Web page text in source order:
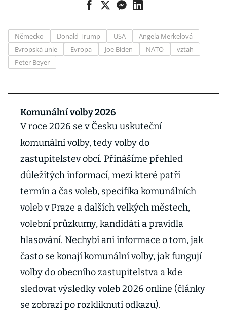
Německo Donald Trump USA
Angela Merkelová
Evropská unie
Evropa Joe Biden NATO
vztah
Peter Beyer
Komunální volby 2026
V roce 2026 se v Česku uskuteční
komunální volby, tedy volby do
zastupitelstev obcí. Přinášíme přehled
důležitých informací, mezi které patří
termín a čas voleb, specifika komunálních
voleb v Praze a dalších velkých městech,
volební průzkumy, kandidáti a pravidla
hlasování. Nechybí ani informace o tom, jak
často se konají komunální volby, jak fungují
volby do obecního zastupitelstva a kde
sledovat výsledky voleb 2026 online (články
se zobrazí po rozkliknutí odkazu).